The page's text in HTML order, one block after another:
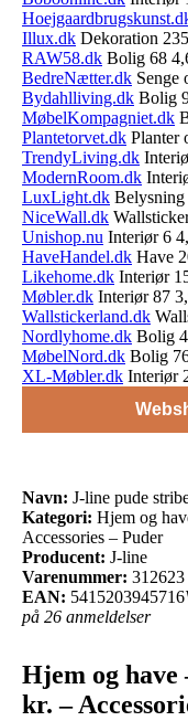
Illux.dk Dekoration
RAW58.dk Bolig 68
BedreNætter.dk Senge
Bydahlliving.dk Bolig
MøbelKompagniet.dk
Plantetorvet.dk Planter
TrendyLiving.dk
ModernRoom.dk
LuxLight.dk Belysning
NiceWall.dk
Unishop.nu Interiør 6
HaveHandel.dk Have
Likehome.dk Interiør
Møbler.dk Interiør 87
Wallstickerland.dk
Nordlyhome.dk Bolig
MøbelNord.dk Bolig
XL-Møbler.dk Interiør
Navn: J-line pude
Kategori: Hjem og
Accessories – Puder
Producent: J-line
Varenummer: 312623
EAN: 5415203945716
på 26 anmeldelser
Hjem og have
kr. –